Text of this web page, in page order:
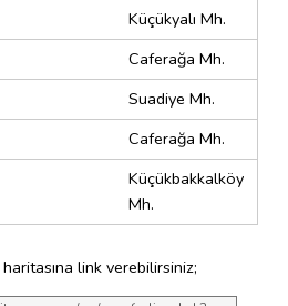
Küçükyalı Mh.
Caferağa Mh.
Suadiye Mh.
Caferağa Mh.
Küçükbakkalköy
Mh.
haritasına link verebilirsiniz;